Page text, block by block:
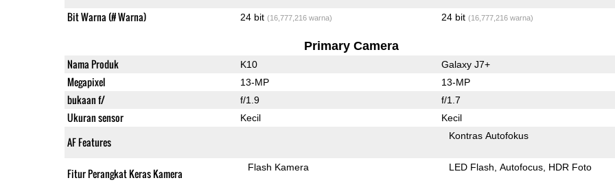
Bit Warna (# Warna) 24 bit (16,777,216 warna) 24 bit (16,777,216 warna)
Primary Camera
Nama Produk K10 Galaxy J7+
Megapixel 13-MP 13-MP
bukaan f/ f/1.9 f/1.7
Ukuran sensor Kecil Kecil
AF Features Kontras Autofokus
Fitur Perangkat Keras Kamera Flash Kamera LED Flash Autofocus HDR Foto